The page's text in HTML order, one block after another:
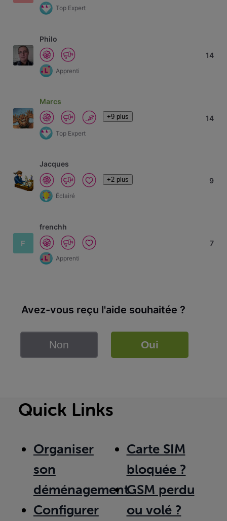
Top Expert
Philo
Apprenti
14
Marcs
+9 plus
Top Expert
14
Jacques
+2 plus
Éclairé
9
F
frenchh
Apprenti
7
Avez-vous reçu l'aide souhaitée ?
Non Oui
Quick Links
Organiser
son
déménagement
Configurer
Carte SIM
bloquée ?
GSM perdu
ou volé ?